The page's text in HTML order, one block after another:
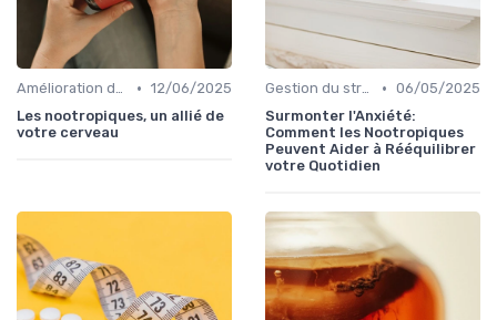
Amélioration de la concentration • 12/06/2025
Les nootropiques, un allié de
votre cerveau
Gestion du stress et de l'anxiété • 06/05/2025
Surmonter l'Anxiété:
Comment les Nootropiques
Peuvent Aider à Rééquilibrer
votre Quotidien